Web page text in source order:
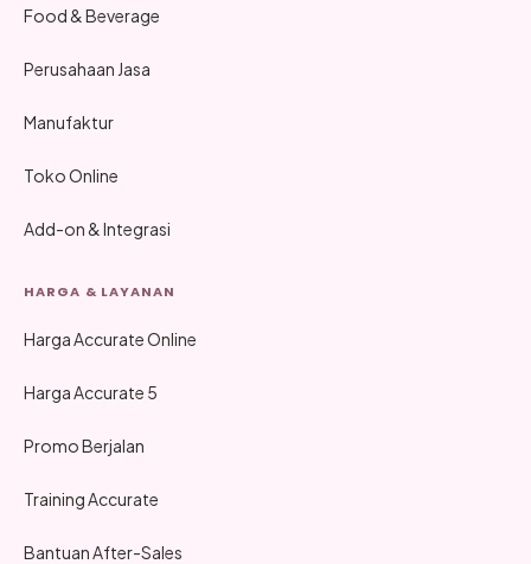
Food & Beverage
Perusahaan Jasa
Manufaktur
Toko Online
Add-on & Integrasi
HARGA & LAYANAN
Harga Accurate Online
Harga Accurate 5
Promo Berjalan
Training Accurate
Bantuan After-Sales